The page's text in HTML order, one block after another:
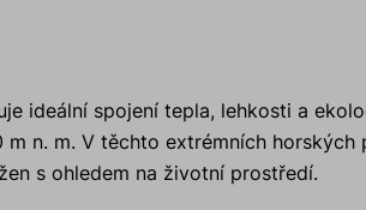
ideální spojení tepla, lehkosti a
n. m. V těchto extrémních horských
s ohledem na životní prostředí.